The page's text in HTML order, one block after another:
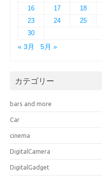
16
17 18
23
24 25
30
« 3月
5月 »
カテゴリー
bars and more
Car
cinema
DigitalCamera
DigitalGadget